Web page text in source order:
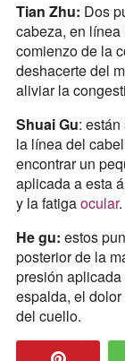
Tian Zhu: Dos
cabeza, en
comienzo de la
deshacerte del
aliviar la
Shuai Gu:
la línea del
encontrar un
aplicada a esta
y la fatigaocular.
He gu: estos
posterior de la
presión
espalda, el
del cuello.